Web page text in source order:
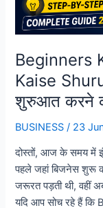
Beginners
Kaise
शुरुआत करने
BUSINESS / 23
दोस्तों, आज के समय में
पहले जहां बिजनेस शुरू
जरूरत पड़ती थी, वहीं
यदि आप सोच रहे हैं